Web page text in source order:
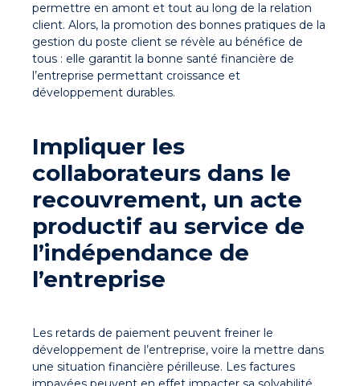
permettre en amont et tout au long de la relation
client. Alors, la promotion des bonnes pratiques de la
gestion du poste client se révèle au bénéfice de
tous : elle garantit la bonne santé financière de
l’entreprise permettant croissance et
développement durables.
Impliquer les
collaborateurs dans le
recouvrement, un acte
productif au service de
l’indépendance de
l’entreprise
Les retards de paiement peuvent freiner le
développement de l’entreprise, voire la mettre dans
une situation financière périlleuse. Les factures